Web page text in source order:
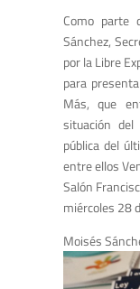
Como parte
Sánchez,
por la Libre
para
Más, que
situación
pública del
entre ellos
Salón
miércoles 28
Moisés